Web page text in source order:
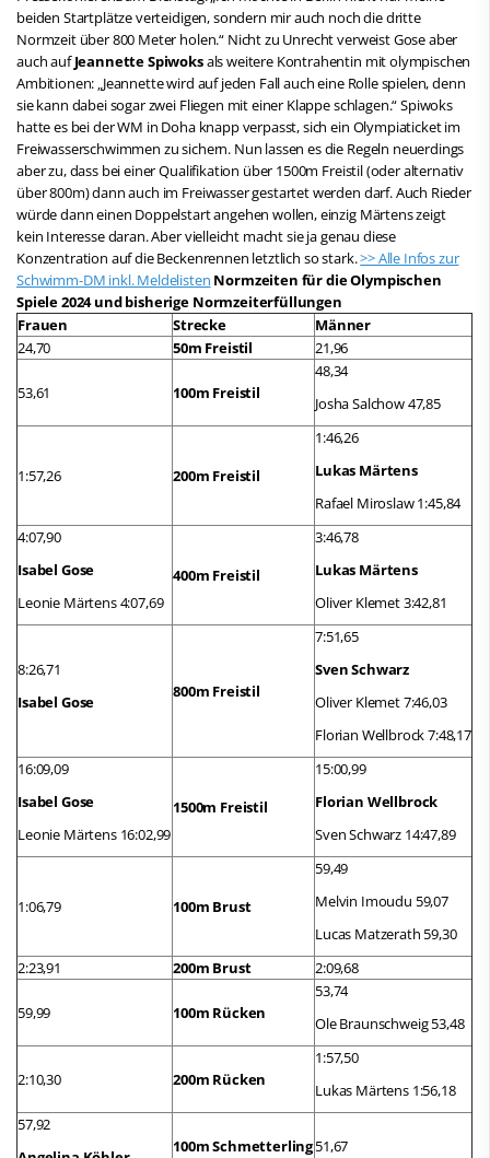
beiden Startplätze verteidigen, sondern mir auch noch die dritte
Normzeit über 800 Meter holen.“ Nicht zu Unrecht verweist Gose aber
auch aufJeannette Spiwoksals weitere Kontrahentin mit olympischen
Ambitionen: „Jeannette wird auf jeden Fall auch eine Rolle spielen, denn
sie kann dabei sogar zwei Fliegen mit einer Klappe schlagen.“ Spiwoks
hatte es bei der WM in Doha knapp verpasst, sich ein Olympiaticket im
Freiwasserschwimmen zu sichern. Nun lassen es die Regeln neuerdings
aber zu, dass bei einer Qualifikation über 1500m Freistil (oder alternativ
über 800m) dann auch im Freiwasser gestartet werden darf. Auch Rieder
würde dann einen Doppelstart angehen wollen, einzig Märtens zeigt
kein Interesse daran. Aber vielleicht macht sie ja genau diese
Konzentration auf die Beckenrennen letztlich so stark.>> Alle Infos zur
Schwimm-DM inkl. Meldelisten Normzeiten für die Olympischen
Spiele 2024 und bisherige Normzeiterfüllungen
Frauen
Strecke
Männer
24,70
50m Freistil 21,96
53,61 100m Freistil
48,34
Josha Salchow 47,85
1:57,26 200m Freistil
1:46,26
Lukas Märtens
Rafael Miroslaw 1:45,84
4:07,90
Isabel Gose
Leonie Märtens 4:07,69
400m Freistil
3:46,78
Lukas Märtens
Oliver Klemet 3:42,81
8:26,71
Isabel Gose
800m Freistil
7:51,65
Sven Schwarz
Oliver Klemet 7:46,03
Florian Wellbrock 7:48,17
16:09,09
Isabel Gose
Leonie Märtens 16:02,99
1500m Freistil
15:00,99
Florian Wellbrock
Sven Schwarz 14:47,89
1:06,79 100m Brust
59,49
Melvin Imoudu 59,07
Lucas Matzerath 59,30
2:23,91
200m Brust 2:09,68
59,99 100m Rücken
53,74
Ole Braunschweig 53,48
2:10,30 200m Rücken
1:57,50
Lukas Märtens 1:56,18
57,92
100m Schmetterling51,67